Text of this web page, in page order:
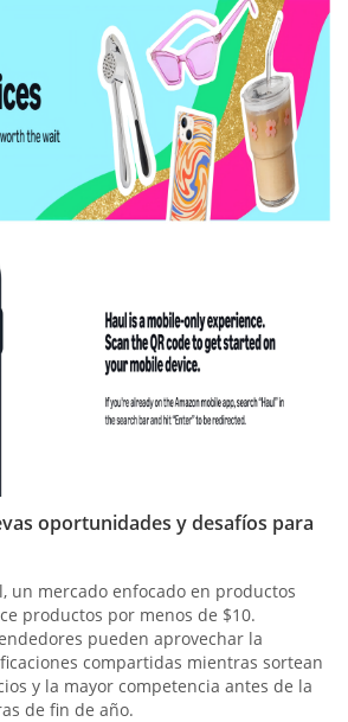
oportunidades y desafíos para
un mercado enfocado en productos
productos por menos de $10.
pueden aprovechar la
compartidas mientras sortean
y la mayor competencia antes de la
de fin de año.